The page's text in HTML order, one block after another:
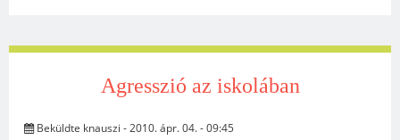
Agresszió az iskolában
Beküldte knauszi - 2010. ápr. 04. - 09:45